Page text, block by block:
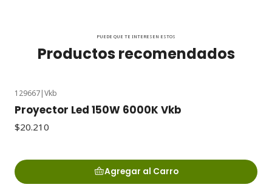
PUEDE QUE TE INTERESEN ESTOS
Productos recomendados
129667|Vkb
Proyector Led 150W 6000K Vkb
$20.210
Agregar al Carro